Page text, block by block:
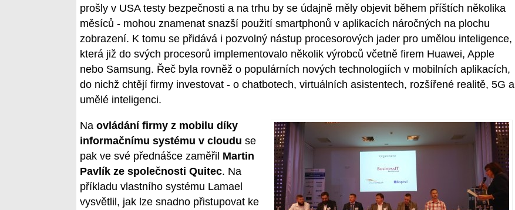
prošly v USA testy bezpečnosti a na trhu by se údajně měly objevit během příštích několika
měsíců - mohou znamenat snazší použití smartphonů v aplikacích náročných na plochu
zobrazení. K tomu se přidává i pozvolný nástup procesorových jader pro umělou inteligence,
která již do svých procesorů implementovalo několik výrobců včetně firem Huawei, Apple
nebo Samsung. Řeč byla rovněž o populárních nových technologiích v mobilních aplikacích,
do nichž chtějí firmy investovat - o chatbotech, virtuálních asistentech, rozšířené realitě, 5G a
umělé inteligenci.
Na ovládání firmy z mobilu díky
informačnímu systému v cloudu se
pak ve své přednášce zaměřil Martin
Pavlík ze společnosti Quitec. Na
příkladu vlastního systému Lamael
vysvětlil, jak lze snadno přistupovat ke